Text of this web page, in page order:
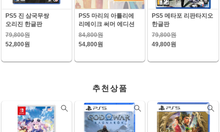
PS5 진 삼국무쌍
오리진 한글판
79,800원
52,800원
PS5 마리의 아틀리에
리메이크 써머 에디션
84,800원
54,800원
PS5 메타포 리판타지오
한글판
79,800원
49,800원
추천상품